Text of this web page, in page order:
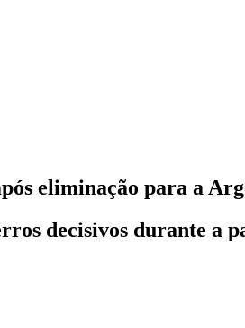
eliminação para a
decisivos durante a